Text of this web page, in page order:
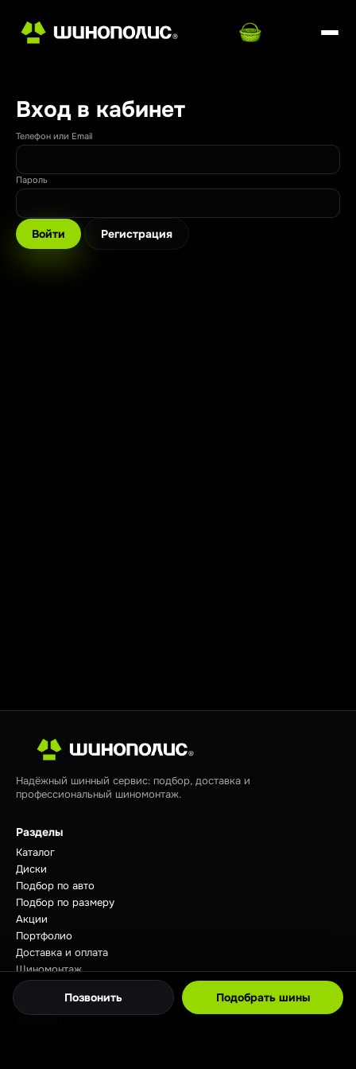
Вход в кабинет
Телефон или Email
Пароль
Войти Регистрация
Позвонить Подобрать шины
Надёжный шинный сервис: подбор, доставка и
профессиональный шиномонтаж.
Разделы
Каталог
Диски
Подбор по авто
Подбор по размеру
Акции
Портфолио
Доставка и оплата
Шиномонтаж
Отзывы
Контакты